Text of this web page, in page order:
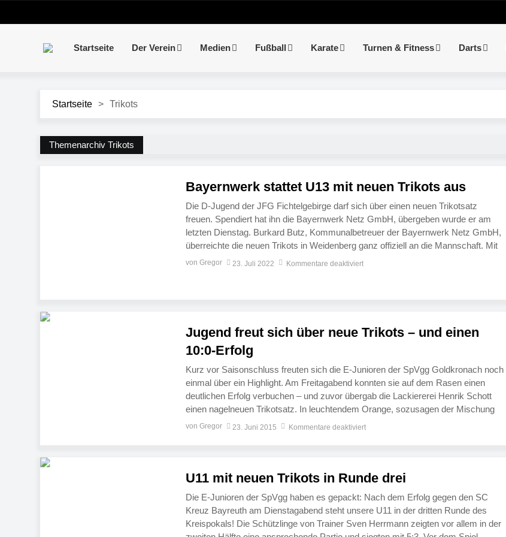
Startseite Der Verein Medien Fußball Karate Turnen & Fitness Darts
Startseite > Trikots
Themenarchiv Trikots
Bayernwerk stattet U13 mit neuen Trikots aus
Die D-Jugend der JFG Fichtelgebirge darf sich über einen neuen Trikotsatz
freuen. Spendiert hat ihn die Bayernwerk Netz GmbH, übergeben wurde er am
letzten Dienstag. Burkard Butz, Kommunalbetreuer der Bayernwerk Netz GmbH,
überreichte die neuen Trikots in Weidenberg ganz offiziell an die Mannschaft. Mit
dabei waren auch JFG-Vorstand Martin Kohlschmidt und Weidenbergs
von Gregor 23. Juli 2022 Kommentare deaktiviert
Jugend freut sich über neue Trikots – und einen
10:0-Erfolg
Kurz vor Saisonschluss freuten sich die E-Junioren der SpVgg Goldkronach noch
einmal über ein Highlight. Am Freitagabend konnten sie auf dem Rasen einen
deutlichen Erfolg verbuchen – und zuvor übergab die Lackiererei Henrik Schott
einen nagelneuen Trikotsatz. In leuchtendem Orange, sozusagen der Mischung
aus den Stadtfarben Rot und Gold, jagen die jungen Kicker von der […]
von Gregor 23. Juni 2015 Kommentare deaktiviert
U11 mit neuen Trikots in Runde drei
Die E-Junioren der SpVgg haben es gepackt: Nach dem Erfolg gegen den SC
Kreuz Bayreuth am Dienstagabend steht unsere U11 in der dritten Runde des
Kreispokals! Die Schützlinge von Trainer Sven Herrmann zeigten vor allem in der